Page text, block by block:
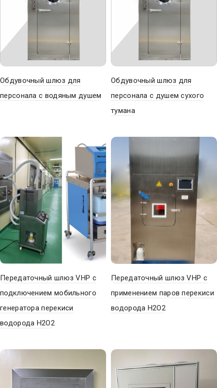
Обдувочный шлюз для
персонала с водяным душем
Обдувочный шлюз для
персонала с душем сухого
тумана
Передаточный шлюз VHP с
подключением мобильного
генератора перекиси
водорода H2O2
Передаточный шлюз VHP с
применением паров перекиси
водорода Н2О2